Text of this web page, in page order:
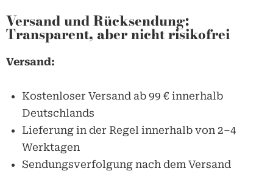
Versand und Rücksendung:
Transparent, aber nicht risikofrei
Versand:
Kostenloser Versand ab 99 € innerhalb
Deutschlands
Lieferung in der Regel innerhalb von 2–4
Werktagen
Sendungsverfolgung nach dem Versand